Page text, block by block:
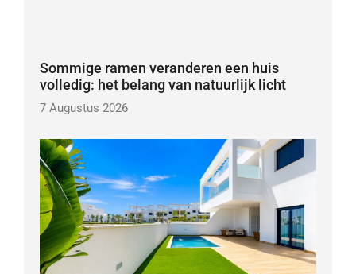
Sommige ramen veranderen een huis
volledig: het belang van natuurlijk licht
7 Augustus 2026